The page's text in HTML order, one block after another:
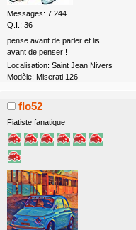
Messages: 7.244
Q.I.: 36
pense avant de parler et lis
avant de penser !
Localisation: Saint Jean Nivers
Modèle: Miserati 126
flo52
Fiatiste fanatique